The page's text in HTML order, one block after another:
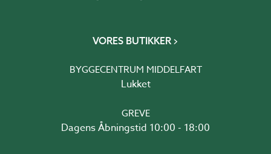
VORES BUTIKKER
BYGGECENTRUM MIDDELFART
Lukket
GREVE
Dagens Åbningstid 10:00 - 18:00